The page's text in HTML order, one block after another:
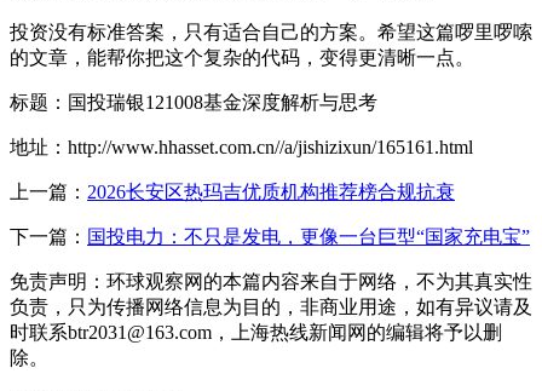
投资没有标准答案，只有适合自己的方案。希望这篇啰里啰嗦
的文章，能帮你把这个复杂的代码，变得更清晰一点。
标题：国投瑞银121008基金深度解析与思考
地址：http://www.hhasset.com.cn//a/jishizixun/165161.html
上一篇： 2026长安区热玛吉优质机构推荐榜合规抗衰
下一篇： 国投电力：不只是发电，更像一台巨型“国家充电宝”
免责声明：环球观察网的本篇内容来自于网络，不为其真实性
负责，只为传播网络信息为目的，非商业用途，如有异议请及
时联系btr2031@163.com，上海热线新闻网的编辑将予以删
除。